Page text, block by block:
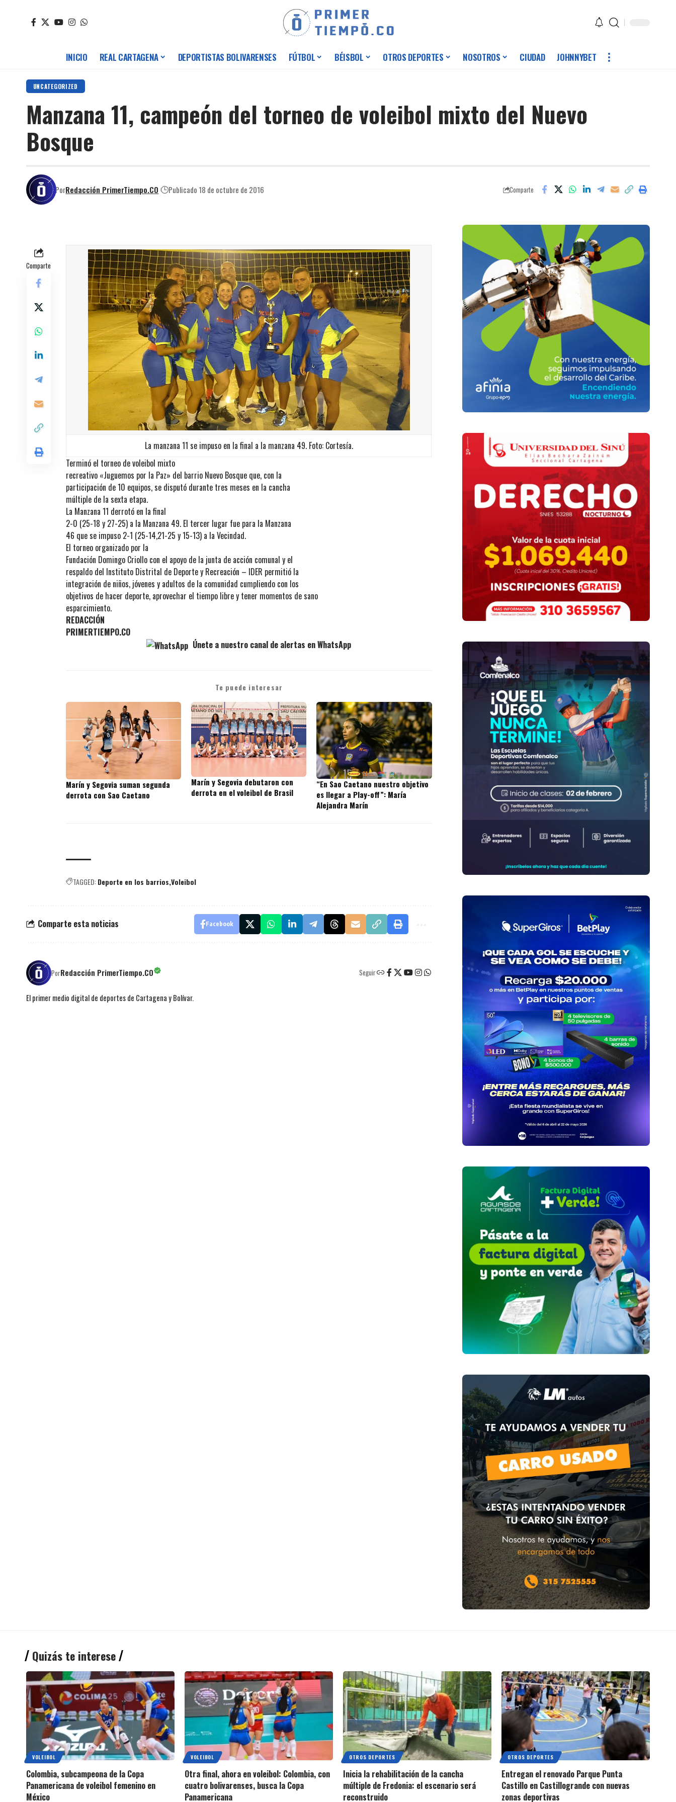
INICIO REAL CARTAGENA DEPORTISTAS BOLIVARENSES FÚTBOL BÉISBOL OTROS DEPORTES NOSOTROS CIUDAD JOHNNYBET
UNCATEGORIZED
Manzana 11, campeón del torneo de voleibol mixto del Nuevo
Bosque
PorRedacción PrimerTiempo.CO Publicado 18 de octubre de 2016 Comparte
Comparte
La manzana 11 se impuso en la final a la manzana 49. Foto: Cortesía.
Terminó el torneo de voleibol mixto
recreativo «Juguemos por la Paz» del barrio Nuevo Bosque que, con la
participación de 10 equipos, se disputó durante tres meses en la cancha
múltiple de la sexta etapa.
La Manzana 11 derrotó en la final
2-0 (25-18 y 27-25) a la Manzana 49. El tercer lugar fue para la Manzana
46 que se impuso 2-1 (25-14,21-25 y 15-13) a la Vecindad.
El torneo organizado por la
Fundación Domingo Criollo con el apoyo de la junta de acción comunal y el
respaldo del Instituto Distrital de Deporte y Recreación – IDER permitió la
integración de niños, jóvenes y adultos de la comunidad cumpliendo con los
objetivos de hacer deporte, aprovechar el tiempo libre y tener momentos de sano
esparcimiento.
REDACCIÓN
PRIMERTIEMPO.CO
Únete a nuestro canal de alertas en WhatsApp
Te puede interesar
Marín y Segovia suman segunda
derrota con Sao Caetano
Marín y Segovia debutaron con
derrota en el voleibol de Brasil
“En Sao Caetano nuestro objetivo
es llegar a Play-off”: María
Alejandra Marín
TAGGED:Deporte en los barrios Voleibol
Comparte esta noticias Facebook
PorRedacción PrimerTiempo.CO Seguir
El primer medio digital de deportes de Cartagena y Bolívar.
Quizás te interese
VOLEIBOL
Colombia, subcampeona de la Copa
Panamericana de voleibol femenino en
México
VOLEIBOL
Otra final, ahora en voleibol: Colombia, con
cuatro bolivarenses, busca la Copa
Panamericana
OTROS DEPORTES
Inicia la rehabilitación de la cancha
múltiple de Fredonia: el escenario será
reconstruido
OTROS DEPORTES
Entregan el renovado Parque Punta
Castillo en Castillogrande con nuevas
zonas deportivas